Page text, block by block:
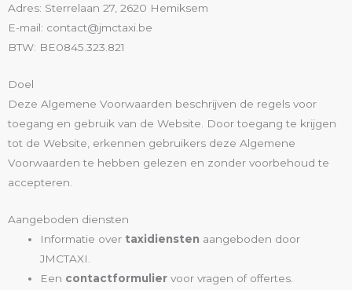
Adres: Sterrelaan 27, 2620 Hemiksem
E-mail: contact@jmctaxi.be
BTW: BE0845.323.821
Doel
Deze Algemene Voorwaarden beschrijven de regels voor
toegang en gebruik van de Website. Door toegang te krijgen
tot de Website, erkennen gebruikers deze Algemene
Voorwaarden te hebben gelezen en zonder voorbehoud te
accepteren.
Aangeboden diensten
Informatie over taxidiensten aangeboden door
JMCTAXI.
Een contactformulier voor vragen of offertes.